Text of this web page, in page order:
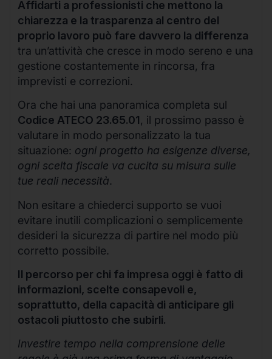
Affidarti a professionisti che mettono la
chiarezza e la trasparenza al centro del
proprio lavoro può fare davvero la differenza
tra un’attività che cresce in modo sereno e una
gestione costantemente in rincorsa, fra
imprevisti e correzioni.
Ora che hai una panoramica completa sul
Codice ATECO 23.65.01, il prossimo passo è
valutare in modo personalizzato la tua
situazione: ogni progetto ha esigenze diverse,
ogni scelta fiscale va cucita su misura sulle
tue reali necessità.
Non esitare a chiederci supporto se vuoi
evitare inutili complicazioni o semplicemente
desideri la sicurezza di partire nel modo più
corretto possibile.
Il percorso per chi fa impresa oggi è fatto di
informazioni, scelte consapevoli e,
soprattutto, della capacità di anticipare gli
ostacoli piuttosto che subirli.
Investire tempo nella comprensione delle